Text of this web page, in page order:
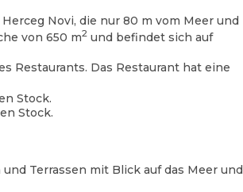
Novi, die nur 80 m vom Meer und
von 650 m2 und befindet sich auf
Restaurants. Das Restaurant hat eine
Stock.
Stock.
Terrassen mit Blick auf das Meer und